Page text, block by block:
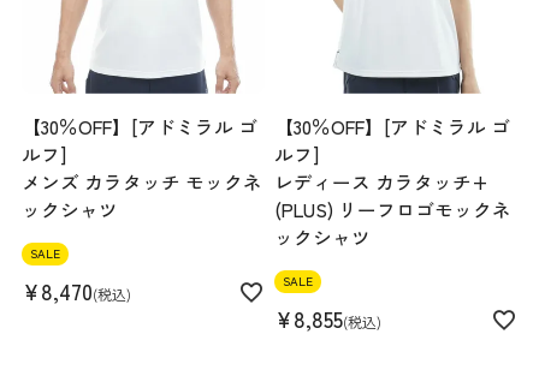
【30％OFF】[アドミラル ゴ
ルフ]
メンズ カラタッチ モックネ
ックシャツ
SALE
¥8,470 税込
【30％OFF】[アドミラル ゴ
ルフ]
レディース カラタッチ+
(PLUS) リーフロゴモックネ
ックシャツ
SALE
¥8,855 税込